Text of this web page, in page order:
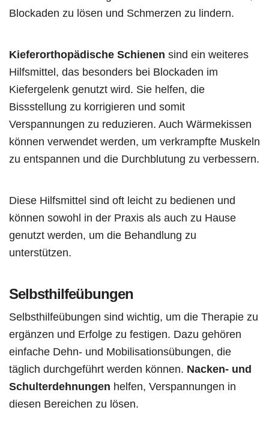
Blockaden zu lösen und Schmerzen zu lindern.
Kieferorthopädische Schienen sind ein weiteres
Hilfsmittel, das besonders bei Blockaden im
Kiefergelenk genutzt wird. Sie helfen, die
Bissstellung zu korrigieren und somit
Verspannungen zu reduzieren. Auch Wärmekissen
können verwendet werden, um verkrampfte Muskeln
zu entspannen und die Durchblutung zu verbessern.
Diese Hilfsmittel sind oft leicht zu bedienen und
können sowohl in der Praxis als auch zu Hause
genutzt werden, um die Behandlung zu
unterstützen.
Selbsthilfeübungen
Selbsthilfeübungen sind wichtig, um die Therapie zu
ergänzen und Erfolge zu festigen. Dazu gehören
einfache Dehn- und Mobilisationsübungen, die
täglich durchgeführt werden können. Nacken- und
Schulterdehnungen helfen, Verspannungen in
diesen Bereichen zu lösen.